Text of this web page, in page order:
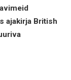
ajakirja British